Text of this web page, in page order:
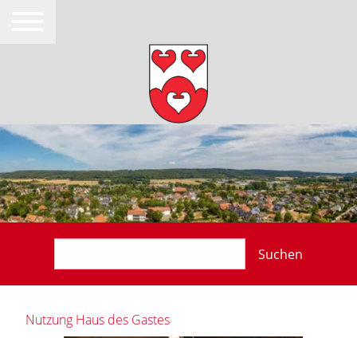
Suchen
Nutzung Haus des Gastes